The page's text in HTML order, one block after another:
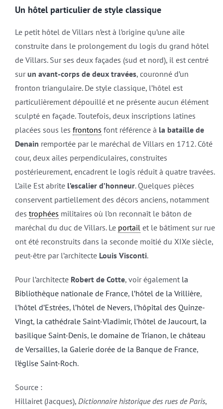
Un hôtel particulier de style classique
Le petit hôtel de Villars n’est à l’origine qu’une aile
construite dans le prolongement du logis du grand hôtel
de Villars. Sur ses deux façades (sud et nord), il est centré
surun avant-corps de deux travées, couronné d’un
fronton triangulaire. De style classique, l’hôtel est
particulièrement dépouillé et ne présente aucun élément
sculpté en façade. Toutefois, deux inscriptions latines
placées sous les frontons font référence à la bataille de
Denain remportée par le maréchal de Villars en 1712. Côté
cour, deux ailes perpendiculaires, construites
postérieurement, encadrent le logis réduit à quatre travées.
L’aile Est abrite l’escalier d’honneur. Quelques pièces
conservent partiellement des décors anciens, notamment
des trophées militaires où l’on reconnaît le bâton de
maréchal du duc de Villars. Le portail et le bâtiment sur rue
ont été reconstruits dans la seconde moitié du XIXe siècle,
peut-être par l’architecteLouis Visconti.
Pour l’architecte Robert de Cotte, voir également la
Bibliothèque nationale de France, l’hôtel de la Vrillière,
l’hôtel d’Estrées, l’hôtel de Nevers, l’hôpital des Quinze-
Vingt, la cathédrale Saint-Vladimir, l’hôtel de Jaucourt, la
basilique Saint-Denis, le domaine de Trianon, le château
de Versailles, la Galerie dorée de la Banque de France,
l’église Saint-Roch.
Source :
Hillairet (Jacques), Dictionnaire historique des rues de Paris,